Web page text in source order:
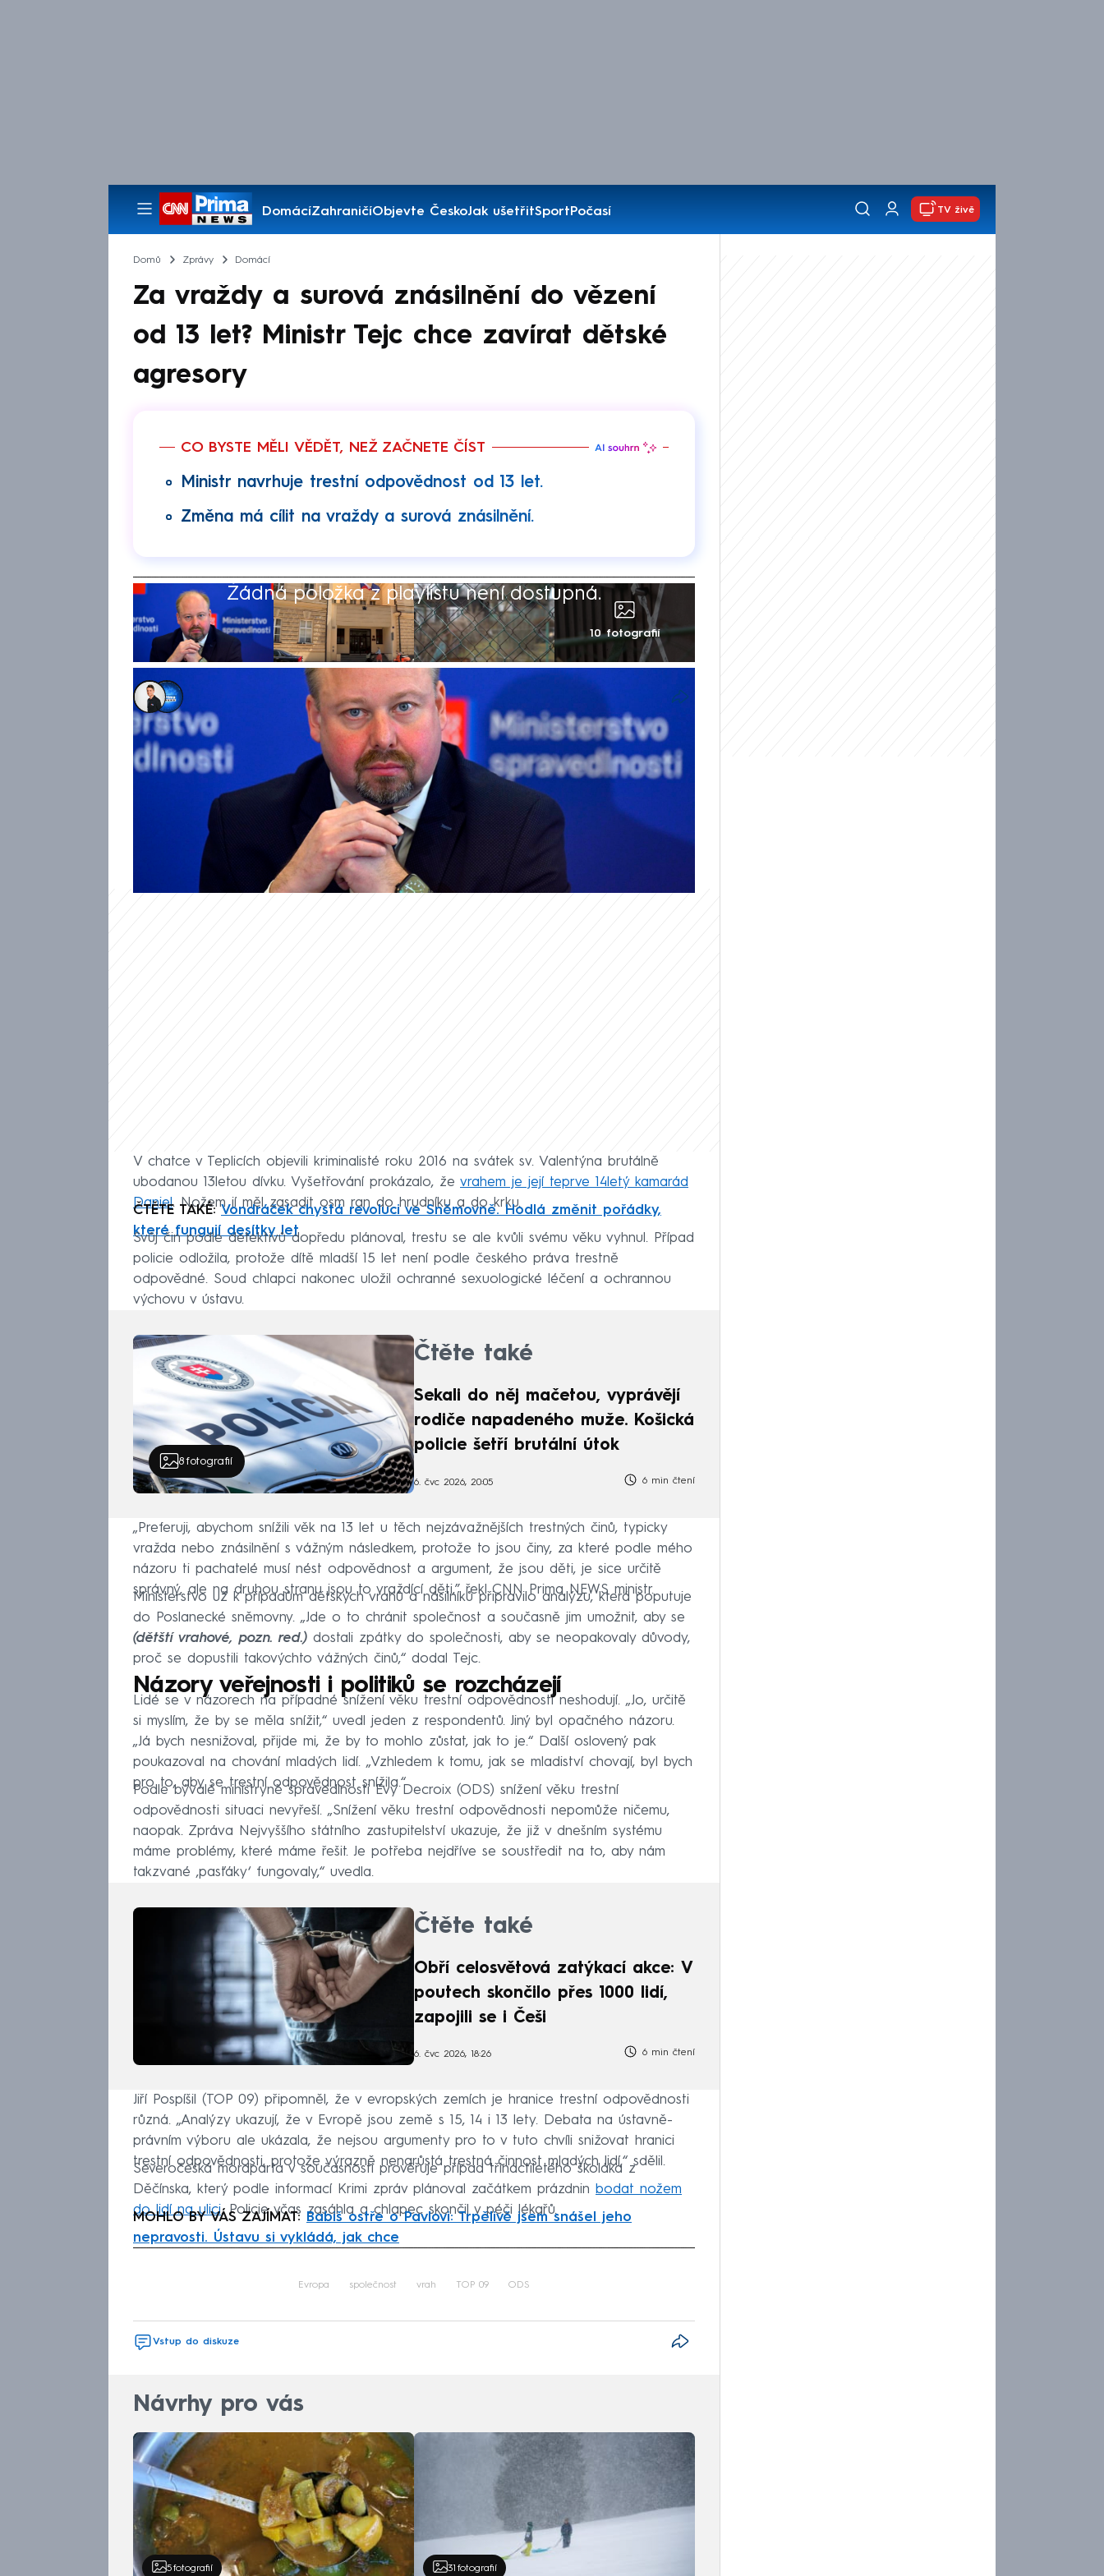
DomácíZahraničíObjevte ČeskoJak ušetřitSportPočasí
Pořady
TV živě
Domů Zprávy Domácí
Za vraždy a surová znásilnění do vězení
od 13 let? Ministr Tejc chce zavírat dětské
agresory
CO BYSTE MĚLI VĚDĚT, NEŽ ZAČNETE ČÍST
Ministr navrhuje trestní odpovědnost od 13 let.
Změna má cílit na vraždy a surová znásilnění.
Žádná položka z playlistu není dostupná.
10 fotografií
Kristián Šujan
CNN Prima NEWS
6. čvc 2026, 21:53
Věkovou hranici trestní odpovědnosti čeká možná zásadní změna.
Ministru spravedlnosti Jeronýmu Tejcovi (ANO) došla trpělivost s
dětskými vrahy a násilníky. Pro CNN Prima NEWS potvrdil, že připravil
návrh na snížení věku z patnácti na třináct let. Opozice je sice proti,
ale v minulosti mnohokrát diskutovaná změna je nyní nejblíže schválení
za poslední roky.
V chatce v Teplicích objevili kriminalisté roku 2016 na svátek sv. Valentýna brutálně
ubodanou 13letou dívku. Vyšetřování prokázalo, že vrahem je její teprve 14letý kamarád
Daniel. Nožem jí měl zasadit osm ran do hrudníku a do krku.
ČTĚTE TAKÉ:Vondráček chystá revoluci ve Sněmovně. Hodlá změnit pořádky,
které fungují desítky let
Svůj čin podle detektivů dopředu plánoval, trestu se ale kvůli svému věku vyhnul. Případ
policie odložila, protože dítě mladší 15 let není podle českého práva trestně
odpovědné. Soud chlapci nakonec uložil ochranné sexuologické léčení a ochrannou
výchovu v ústavu.
8fotografií
Čtěte také
Sekali do něj mačetou, vyprávějí
rodiče napadeného muže. Košická
policie šetří brutální útok
6. čvc 2026, 20:05 6 min čtení
„Preferuji, abychom snížili věk na 13 let u těch nejzávažnějších trestných činů, typicky
vražda nebo znásilnění s vážným následkem, protože to jsou činy, za které podle mého
názoru ti pachatelé musí nést odpovědnost a argument, že jsou děti, je sice určitě
správný, ale na druhou stranu jsou to vraždící děti,” řekl CNN Prima NEWS ministr.
Ministerstvo už k případům dětských vrahů a násilníků připravilo analýzu, která poputuje
do Poslanecké sněmovny. „Jde o to chránit společnost a současně jim umožnit, aby se
(dětští vrahové, pozn. red.) dostali zpátky do společnosti, aby se neopakovaly důvody,
proč se dopustili takovýchto vážných činů,“ dodal Tejc.
Názory veřejnosti i politiků se rozcházejí
Lidé se v názorech na případné snížení věku trestní odpovědnosti neshodují. „Jo, určitě
si myslím, že by se měla snížit,“ uvedl jeden z respondentů. Jiný byl opačného názoru.
„Já bych nesnižoval, přijde mi, že by to mohlo zůstat, jak to je.“ Další oslovený pak
poukazoval na chování mladých lidí. „Vzhledem k tomu, jak se mladiství chovají, byl bych
pro to, aby se trestní odpovědnost snížila.“
Podle bývalé ministryně spravedlnosti Evy Decroix (ODS) snížení věku trestní
odpovědnosti situaci nevyřeší. „Snížení věku trestní odpovědnosti nepomůže ničemu,
naopak. Zpráva Nejvyššího státního zastupitelství ukazuje, že již v dnešním systému
máme problémy, které máme řešit. Je potřeba nejdříve se soustředit na to, aby nám
takzvané ‚pasťáky‘ fungovaly,“ uvedla.
Čtěte také
Obří celosvětová zatýkací akce: V
poutech skončilo přes 1000 lidí,
zapojili se i Češi
6. čvc 2026, 18:26 6 min čtení
Jiří Pospíšil (TOP 09) připomněl, že v evropských zemích je hranice trestní odpovědnosti
různá. „Analýzy ukazují, že v Evropě jsou země s 15, 14 i 13 lety. Debata na ústavně-
právním výboru ale ukázala, že nejsou argumenty pro to v tuto chvíli snižovat hranici
trestní odpovědnosti, protože výrazně nenarůstá trestná činnost mladých lidí,“ sdělil.
Severočeská mordparta v současnosti prověřuje případ třináctiletého školáka z
Děčínska, který podle informací Krimi zpráv plánoval začátkem prázdnin bodat nožem
do lidí na ulici. Policie včas zasáhla a chlapec skončil v péči lékařů.
MOHLO BY VÁS ZAJÍMAT: Babiš ostře o Pavlovi: Trpělivě jsem snášel jeho
nepravosti. Ústavu si vykládá, jak chce
Evropa společnost vrah TOP 09 ODS
Vstup do diskuze
Návrhy pro vás
5 fotografií 31 fotografií